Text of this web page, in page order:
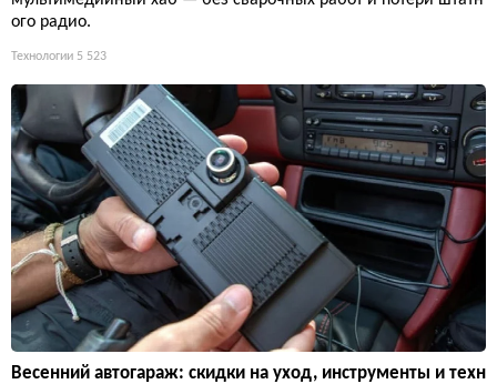
ого радио.
Технологии 5 523
Весенний автогараж: скидки на уход, инструменты и техн